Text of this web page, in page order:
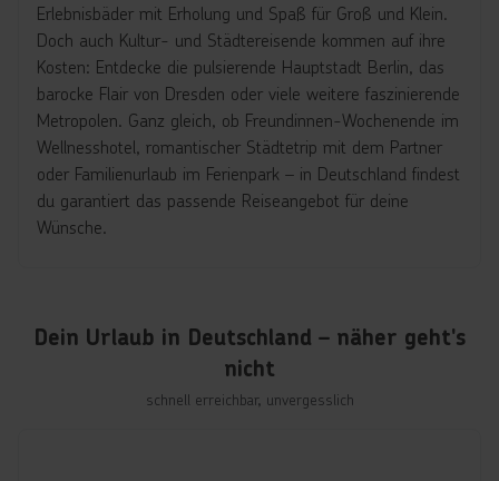
Erlebnisbäder mit Erholung und Spaß für Groß und Klein.
Doch auch Kultur- und Städtereisende kommen auf ihre
Kosten: Entdecke die pulsierende Hauptstadt Berlin, das
barocke Flair von Dresden oder viele weitere faszinierende
Metropolen. Ganz gleich, ob Freundinnen-Wochenende im
Wellnesshotel, romantischer Städtetrip mit dem Partner
oder Familienurlaub im Ferienpark – in Deutschland findest
du garantiert das passende Reiseangebot für deine
Wünsche.
Dein Urlaub in Deutschland – näher geht's
nicht
schnell erreichbar, unvergesslich